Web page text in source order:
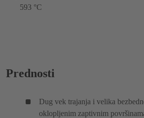
593 °C
Prednosti
Dug vek trajanja i velika
oklopljenim zaptivnim